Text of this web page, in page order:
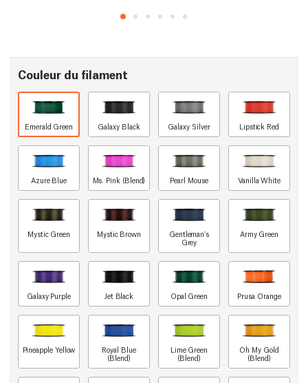
Couleur du filament
Emerald Green Galaxy Black Galaxy Silver Lipstick Red
Azure Blue Ms. Pink (Blend) Pearl Mouse Vanilla White
Mystic Green Mystic Brown
Gentleman's
Grey
Army Green
Galaxy Purple Jet Black Opal Green Prusa Orange
Pineapple Yellow
Royal Blue
(Blend)
Lime Green
(Blend)
Oh My Gold
(Blend)